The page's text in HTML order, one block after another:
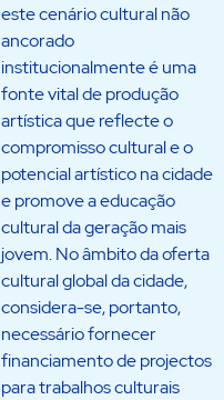
este cenário cultural não
ancorado
institucionalmente é uma
fonte vital de produção
artística que reflecte o
compromisso cultural e o
potencial artístico na cidade
e promove a educação
cultural da geração mais
jovem. No âmbito da oferta
cultural global da cidade,
considera-se, portanto,
necessário fornecer
financiamento de projectos
para trabalhos culturais